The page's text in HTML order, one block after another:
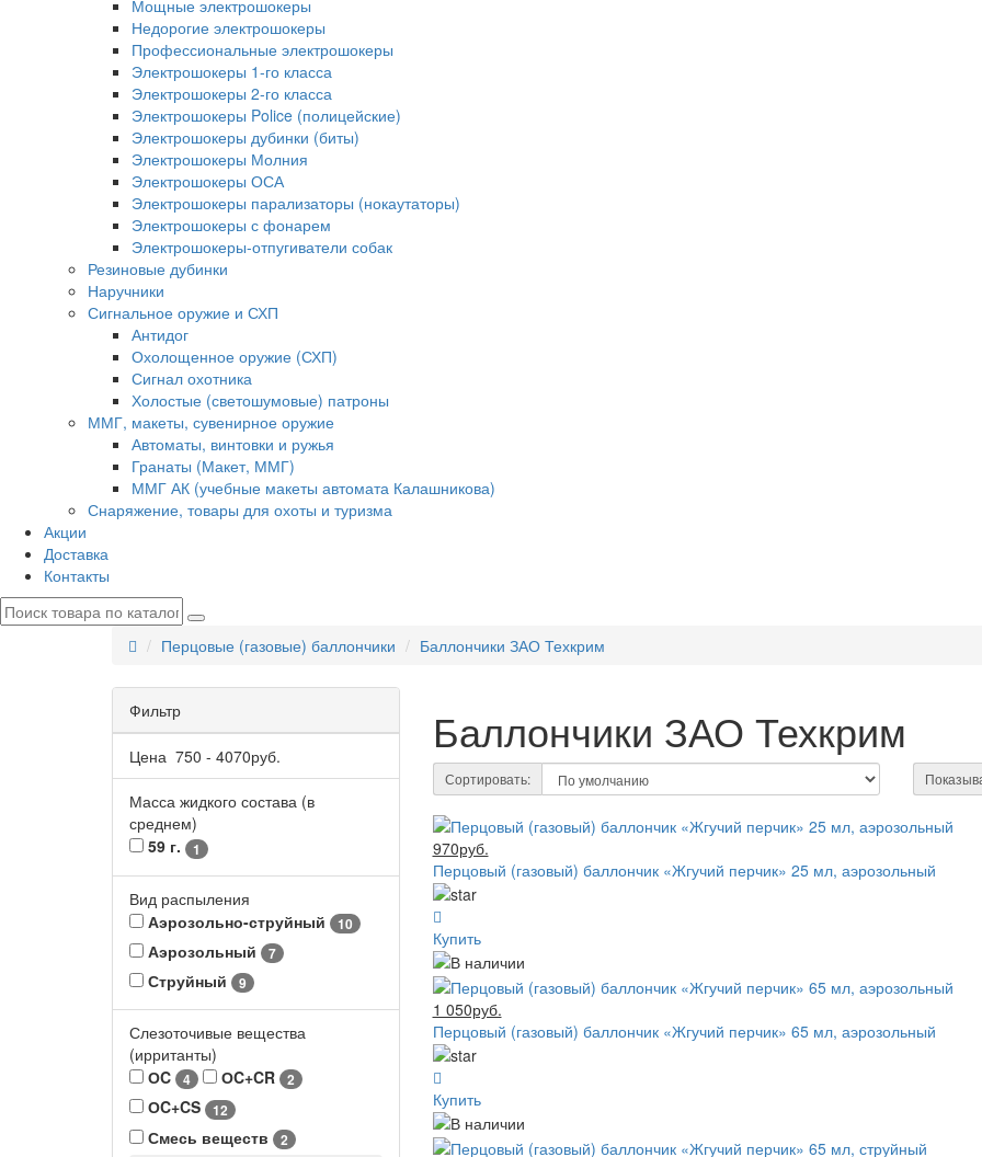
Мощные электрошокеры
Недорогие электрошокеры
Профессиональные электрошокеры
Электрошокеры 1-го класса
Электрошокеры 2-го класса
Электрошокеры Police (полицейские)
Электрошокеры дубинки (биты)
Электрошокеры Молния
Электрошокеры ОСА
Электрошокеры парализаторы (нокаутаторы)
Электрошокеры с фонарем
Электрошокеры-отпугиватели собак
Резиновые дубинки
Наручники
Сигнальное оружие и СХП
Антидог
Охолощенное оружие (СХП)
Сигнал охотника
Холостые (светошумовые) патроны
ММГ, макеты, сувенирное оружие
Автоматы, винтовки и ружья
Гранаты (Макет, ММГ)
ММГ АК (учебные макеты автомата Калашникова)
Снаряжение, товары для охоты и туризма
Акции
Доставка
Контакты
Перцовые (газовые) баллончики Баллончики ЗАО Техкрим
Фильтр
Цена 750 - 4070руб.
Масса жидкого состава (в
среднем)
59 г.
1
Вид распыления
Аэрозольно-струйный
10
Аэрозольный 7
Струйный 9
Слезоточивые вещества
(ирританты)
ОC
4 ОC+CR 2
ОC+CS 12
Смесь веществ 2
Баллончики ЗАО Техкрим
Сортировать:
970руб.
Перцовый (газовый) баллончик «Жгучий перчик» 25 мл, аэрозольный
Купить
1 050руб.
Перцовый (газовый) баллончик «Жгучий перчик» 65 мл, аэрозольный
Купить